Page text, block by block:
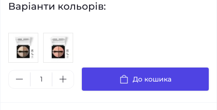
Варіанти кольорів:
До кошика